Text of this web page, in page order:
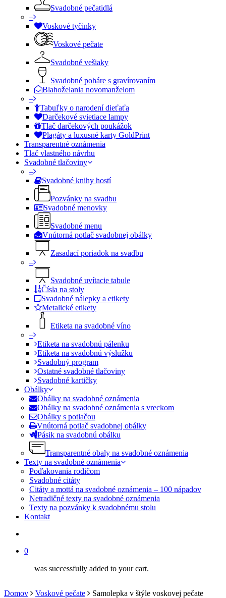
Svadobné pečatidlá
–
Voskové tyčinky
Voskové pečate
Svadobné vešiaky
Svadobné poháre s gravírovaním
Blahoželania novomanželom
–
Tabuľky o narodení dieťaťa
Darčekové svietiace lampy
Tlač darčekových poukážok
Plagáty a luxusné karty GoldPrint
Transparentné oznámenia
Tlač vlastného návrhu
Svadobné tlačoviny
–
Svadobné knihy hostí
Pozvánky na svadbu
Svadobné menovky
Svadobné menu
Vnútorná potlač svadobnej obálky
Zasadací poriadok na svadbu
–
Svadobné uvítacie tabule
Čísla na stoly
Svadobné nálepky a etikety
Metalické etikety
Etiketa na svadobné víno
–
Etiketa na svadobnú pálenku
Etiketa na svadobnú výslužku
Svadobný program
Ostatné svadobné tlačoviny
Svadobné kartičky
Obálky
Obálky na svadobné oznámenia
Obálky na svadobné oznámenia s vreckom
Obálky s potlačou
Vnútorná potlač svadobnej obálky
Pásik na svadobnú obálku
Transparentné obaly na svadobné oznámenia
Texty na svadobné oznámenia
Poďakovania rodičom
Svadobné citáty
Citáty a mottá na svadobné oznámenia – 100 nápadov
Netradičné texty na svadobné oznámenia
Texty na pozvánky k svadobnému stolu
Kontakt
0
was successfully added to your cart.
Domov Voskové pečate Samolepka v štýle voskovej pečate